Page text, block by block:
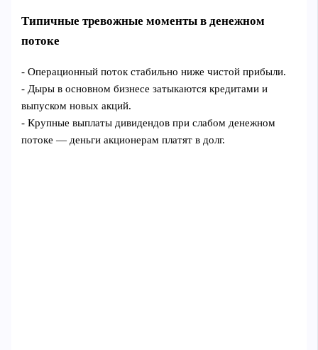
Типичные тревожные моменты в денежном
потоке
- Операционный поток стабильно ниже чистой прибыли.
- Дыры в основном бизнесе затыкаются кредитами и
выпуском новых акций.
- Крупные выплаты дивидендов при слабом денежном
потоке — деньги акционерам платят в долг.